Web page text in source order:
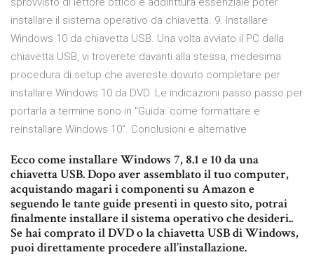
installare il sistema operativo da chiavetta. 9. Installare
Windows 10 da chiavetta USB. Una volta avviato il PC dalla
chiavetta USB, vi troverete davanti alla stessa, medesima
procedura di setup che avereste dovuto completare per
installare Windows 10 da DVD. Le indicazioni passo passo per
portarla a termine sono in "Guida: come formattare e
reinstallare Windows 10". Conclusioni e alternative
Ecco come installare Windows 7, 8.1 e 10 da una
chiavetta USB. Dopo aver assemblato il tuo computer,
acquistando magari i componenti su Amazon e
seguendo le tante guide presenti in questo sito, potrai
finalmente installare il sistema operativo che desideri..
Se hai comprato il DVD o la chiavetta USB di Windows,
puoi direttamente procedere all’installazione.